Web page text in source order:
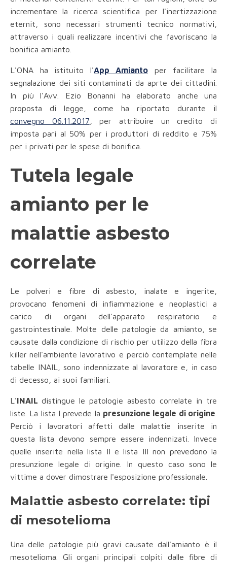
incrementare la ricerca scientifica per l'inertizzazione
eternit, sono necessari strumenti tecnico normativi,
attraverso i quali realizzare incentivi che favoriscano la
bonifica amianto.
L'ONA ha istituito l'App Amiantoper facilitare la
segnalazione dei siti contaminati da aprte dei cittadini.
In più l'Avv. Ezio Bonanni ha elaborato anche una
proposta di legge, come ha riportato durante il
convegno 06.11.2017 , per attribuire un credito di
imposta pari al 50% per i produttori di reddito e 75%
per i privati per le spese di bonifica.
Tutela legale
amianto per le
malattie asbesto
correlate
Le polveri e fibre di asbesto, inalate e ingerite,
provocano fenomeni di infiammazione e neoplastici a
carico di organi dell'apparato respiratorio e
gastrointestinale. Molte delle patologie da amianto, se
causate dalla condizione di rischio per utilizzo della fibra
killer nell'ambiente lavorativo e perciò contemplate nelle
tabelle INAIL, sono indennizzate al lavoratore e, in caso
di decesso, ai suoi familiari.
L'INAIL distingue le patologie asbesto correlate in tre
liste. La lista I prevede la presunzione legale di origine
Perciò i lavoratori affetti dalle malattie inserite in
questa lista devono sempre essere indennizati. Invece
quelle inserite nella lista II e lista III non prevedono la
presunzione legale di origine. In questo caso sono le
vittime a dover dimostrare l'esposizione professionale.
Malattie asbesto correlate: tipi
di mesotelioma
Una delle patologie più gravi causate dall'amianto è il
mesotelioma. Gli organi principali colpiti dalle fibre di